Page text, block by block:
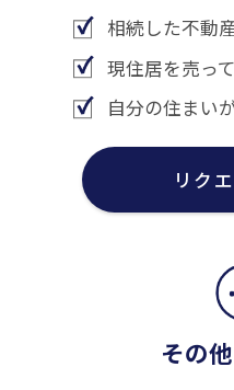
相続した不動
現住居を売っ
自分の住まい
リク
その